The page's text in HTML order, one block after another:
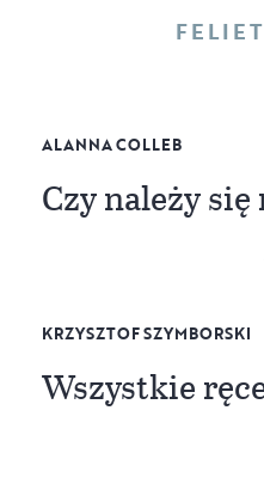
ALANNA COLLEB
Czy należy się
KRZYSZTOF SZYMBORSKI
Wszystkie